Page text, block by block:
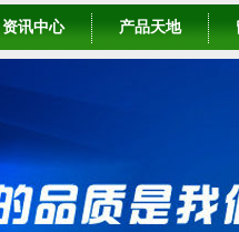
资讯中心 产品天地